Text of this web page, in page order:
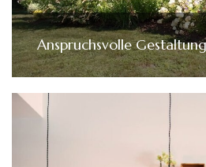
Anspruchsvolle